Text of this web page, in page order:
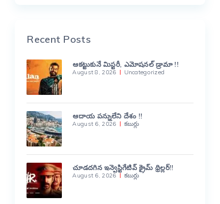
Recent Posts
ఆకట్టుకునే మిస్టరీ, ఎమోషనల్ డ్రామా !!
August 8, 2026 Uncategorized
ఆదాయ పన్నులేని దేశం !!
August 6, 2026 కబుర్లు
చూడదగిన ఇన్వెస్టిగేటివ్ క్రైమ్ థ్రిల్లర్!!
August 6, 2026 కబుర్లు